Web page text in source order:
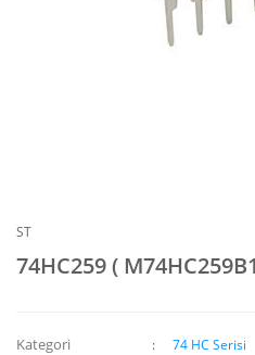
ST
74HC259 (
Kategori 74 HC Serisi